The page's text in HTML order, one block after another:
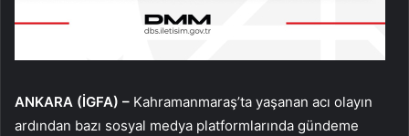
ANKARA (İGFA) – Kahramanmaraş’ta yaşanan acı olayın
ardından bazı sosyal medya platformlarında gündeme